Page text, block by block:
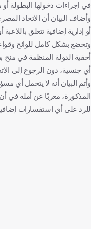
في إجراءات دخولها البطولة أو
وأضاف البيان أن الاتحاد
أو إدارية إضافية تتعلق
وتخضع بشكل كامل للوائح
أحقية الدولة المنظمة في منح
أي جنسية، دون الرجوع إلى
وأتم البيان أنه لا يتحمل أي
المذكورة، معربًا عن أمله في
للرد على أي استفسارات